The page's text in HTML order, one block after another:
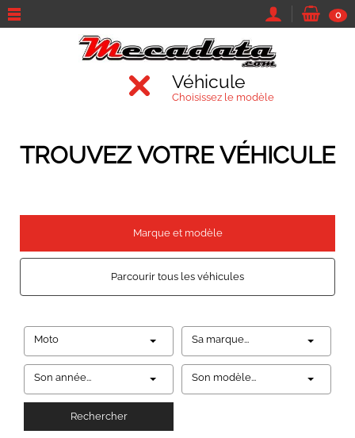
0
Véhicule
Choisissez le modèle
TROUVEZ VOTRE VÉHICULE
Marque et modèle
Parcourir tous les véhicules
Moto Sa marque...
Son année... Son modèle...
Rechercher